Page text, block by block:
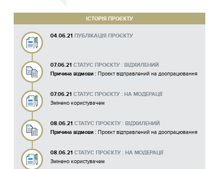
ІСТОРІЯ ПРОЄКТУ
04.06.21 ПУБЛІКАЦІЯ ПРОЄКТУ
07.06.21 СТАТУС ПРОЄКТУ : ВІДХИЛЕНИЙ
Причина відмови : Проєкт відправлений на доопрацювання
07.06.21 СТАТУС ПРОЄКТУ : НА МОДЕРАЦІЇ
Змінено користувачем
08.06.21 СТАТУС ПРОЄКТУ : ВІДХИЛЕНИЙ
Причина відмови : Проєкт відправлений на доопрацювання
08.06.21 СТАТУС ПРОЄКТУ : НА МОДЕРАЦІЇ
Змінено користувачем